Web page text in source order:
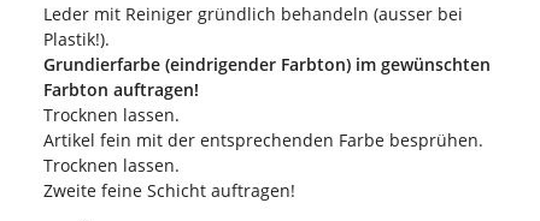
Leder mit Reiniger gründlich behandeln (ausser bei
Plastik!).
Grundierfarbe (eindrigender Farbton) im gewünschten
Farbton auftragen!
Trocknen lassen.
Artikel fein mit der entsprechenden Farbe besprühen.
Trocknen lassen.
Zweite feine Schicht auftragen!